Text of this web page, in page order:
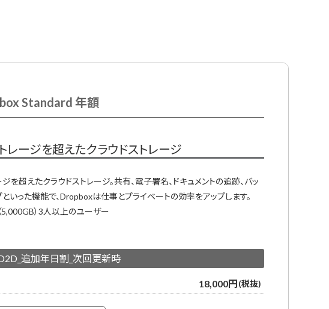
Standard 年額
レージを超えたクラウドストレージ
ジを超えたクラウドストレージ。共有、電子署名、ドキュメントの追跡、バッ
といった機能で、Dropboxは仕事とプライベートの効率をアップします。
）3人以上のユーザー
追加年日割_次回更新時
18,000円(税抜)